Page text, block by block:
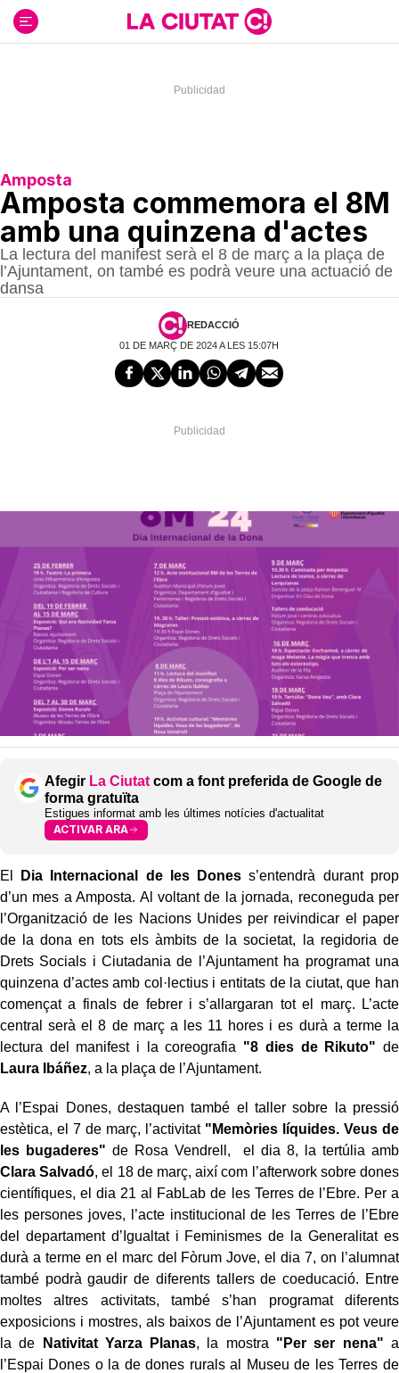
contenido
Amposta
Amposta commemora el 8M
amb una quinzena d'actes
La lectura del manifest serà el 8 de març a la plaça de
l’Ajuntament, on també es podrà veure una actuació de
dansa
REDACCIÓ
01 DE MARÇ DE 2024 A LES 15:07H
Afegir La Ciutat com a font preferida de Google de
forma gratuïta
Estigues informat amb les últimes notícies d'actualitat
ACTIVAR ARA
El Dia Internacional de les Dones s’entendrà durant prop
d’un mes a Amposta. Al voltant de la jornada, reconeguda per
l’Organització de les Nacions Unides per reivindicar el paper
de la dona en tots els àmbits de la societat, la regidoria de
Drets Socials i Ciutadania de l’Ajuntament ha programat una
quinzena d’actes amb col·lectius i entitats de la ciutat, que han
començat a finals de febrer i s’allargaran tot el març. L’acte
central serà el 8 de març a les 11 hores i es durà a terme la
lectura del manifest i la coreografia "8 dies de Rikuto" de
Laura Ibáñez, a la plaça de l’Ajuntament.
A l’Espai Dones, destaquen també el taller sobre la pressió
estètica, el 7 de març, l’activitat "Memòries líquides. Veus de
les bugaderes" de Rosa Vendrell, el dia 8, la tertúlia amb
Clara Salvadó, el 18 de març, així com l’afterwork sobre dones
científiques, el dia 21 al FabLab de les Terres de l’Ebre. Per a
les persones joves, l’acte institucional de les Terres de l’Ebre
del departament d’Igualtat i Feminismes de la Generalitat es
durà a terme en el marc del Fòrum Jove, el dia 7, on l’alumnat
també podrà gaudir de diferents tallers de coeducació. Entre
moltes altres activitats, també s’han programat diferents
exposicions i mostres, als baixos de l’Ajuntament es pot veure
la de
Nativitat Yarza Planas, la mostra "Per ser nena" a
l’Espai Dones o la de dones rurals al Museu de les Terres de